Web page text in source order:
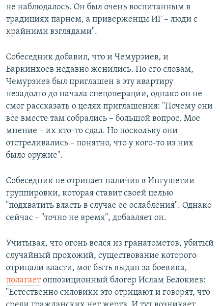
не наблюдалось. Он был очень воспитанным в
традициях парнем, а приверженцы ИГ – люди с
крайними взглядами".
Собеседник добавил, что и Чемурзиев, и
Баркинхоев недавно женились. По его словам,
Чемурзиев был приглашен в эту квартиру
незадолго до начала спецоперации, однако он не
смог рассказать о целях приглашения: "Почему они
все вместе там собрались – большой вопрос. Мое
мнение – их кто-то сдал. Но поскольку они
отстреливались – понятно, что у кого-то из них
было оружие".
Собеседник не отрицает наличия в Ингушетии
группировки, которая ставит своей целью
"подхватить власть в случае ее ослабления". Однако
сейчас – "точно не время", добавляет он.
Учитывая, что огонь велся из гранатометов, убитый
случайный прохожий, существование которого
отрицали власти, мог быть выдан за боевика,
полагаетоппозиционный блогер Ислам Белокиев:
"Естественно силовики это отрицают и говорят, что